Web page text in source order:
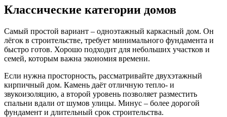
Классические категории домов
Самый простой вариант – одноэтажный каркасный дом. Он
лёгок в строительстве, требует минимального фундамента и
быстро готов. Хорошо подходит для небольших участков и
семей, которым важна экономия времени.
Если нужна просторность, рассматривайте двухэтажный
кирпичный дом. Камень даёт отличную тепло‑ и
звукоизоляцию, а второй уровень позволяет разместить
спальни вдали от шумов улицы. Минус – более дорогой
фундамент и длительный срок строительства.